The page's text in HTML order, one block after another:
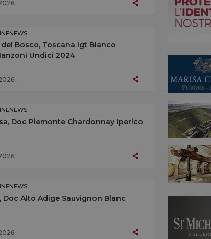
Bosco, Toscana Igt Bianco
Undici 2024
Doc Piemonte Chardonnay Iperico
Doc Alto Adige Sauvignon Blanc